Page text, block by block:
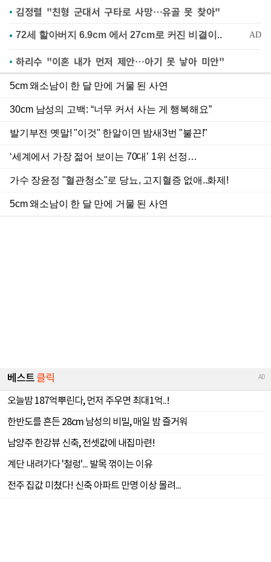
김정렬 "친형 군대서 구타로 사망…유골 못 찾아"
하리수 "이혼 내가 먼저 제안…아기 못 낳아 미안"